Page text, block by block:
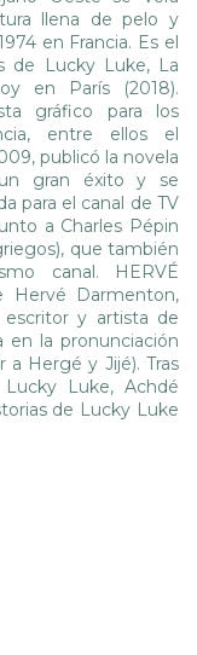
llena de pelo y
en Francia. Es el
de Lucky Luke, La
en París (2018).
gráfico para los
entre ellos el
publicó la novela
gran éxito y se
para el canal de TV
a Charles Pépin
que también
canal. HERVÉ
Hervé Darmenton,
y artista de
en la pronunciación
a Hergé y Jijé). Tras
Luke, Achdé
de Lucky Luke